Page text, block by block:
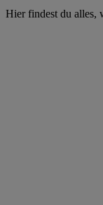
Hier findest du alles,